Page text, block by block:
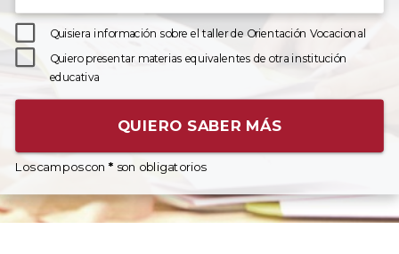
Quisiera información sobre el taller de Orientación Vocacional
Quiero presentar materias equivalentes de otra institución
educativa
QUIERO SABER MÁS
Los campos con * son obligatorios